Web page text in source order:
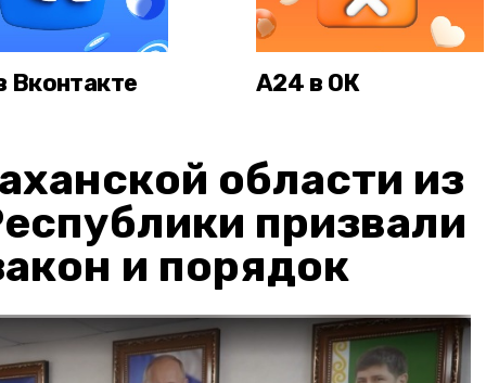
Вконтакте А24 в ОК
области из
призвали
и порядок